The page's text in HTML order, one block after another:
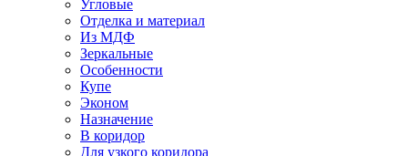
Угловые
Отделка и материал
Из МДФ
Зеркальные
Особенности
Купе
Эконом
Назначение
В коридор
Для узкого коридора